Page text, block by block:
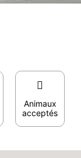
Animaux
acceptés